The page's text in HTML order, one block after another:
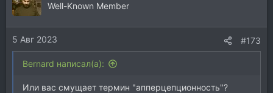
Well-Known Member
5 Авг 2023 #173
Bernard написал(а):
Или вас смущает термин "апперцепционность"?